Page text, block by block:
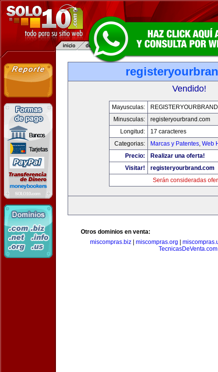
Vendido!
Mayusculas:
Minusculas:
registeryourbrand.com
Longitud:
17 caracteres
Categorias:
Marcas y Patentes, Web
Precio:
Realizar una oferta!
Visitar!
registeryourbrand.com
Serán consideradas
Otros dominios en venta:
miscompras.biz| miscompras.org
TecnicasDeVenta.com